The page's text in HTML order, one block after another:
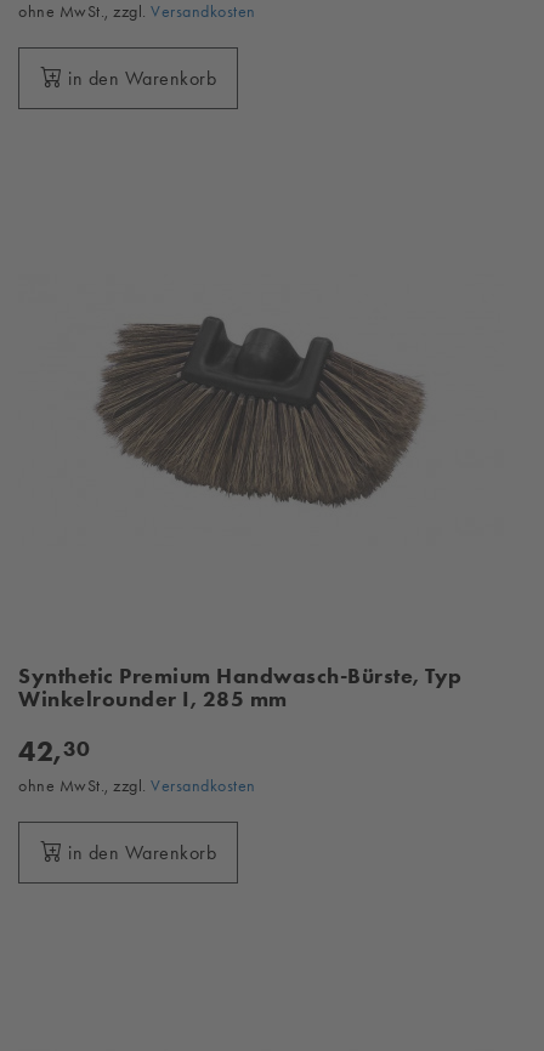
ohne MwSt., zzgl. Versandkosten
in den Warenkorb
Synthetic Premium Handwasch-Bürste, Typ
Winkelrounder I, 285 mm
42,30
ohne MwSt., zzgl. Versandkosten
in den Warenkorb